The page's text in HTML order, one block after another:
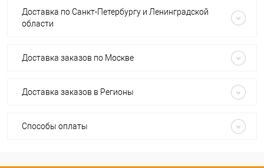
Доставка по Санкт-Петербургу и Ленинградской
области
Доставка заказов по Москве
Доставка заказов в Регионы
Способы оплаты